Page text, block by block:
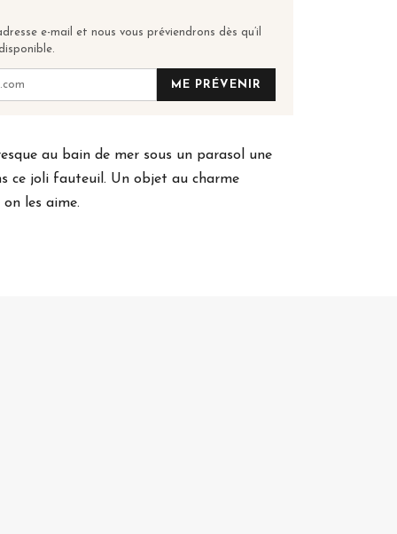
e-mail et nous vous préviendrons dès qu’il
ME PRÉVENIR
au bain de mer sous un parasol une
ce joli fauteuil. Un objet au charme
les aime.